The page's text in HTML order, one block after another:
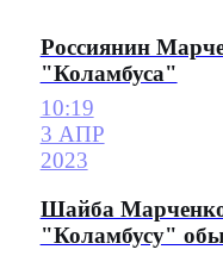
Россиянин
"Коламбуса"
10:19
3 АПР
2023
Шайба
"Коламбусу"